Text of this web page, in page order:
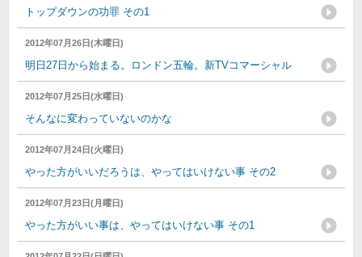
トップダウンの功罪 その1
2012年07月26日(木曜日)
明日27日から始まる。ロンドン五輪。新TVコマーシャル
2012年07月25日(水曜日)
そんなに変わっていないのかな
2012年07月24日(火曜日)
やった方がいいだろうは、やってはいけない事 その2
2012年07月23日(月曜日)
やった方がいい事は、やってはいけない事 その1